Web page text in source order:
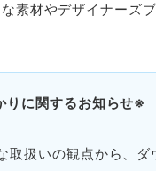
素材やデザイナーズブ
りに関するお知らせ※
扱いの観点から、